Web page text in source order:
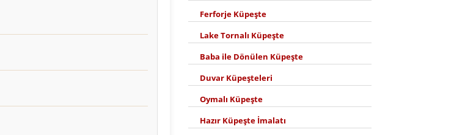
Ferforje Küpeşte
Lake Tornalı Küpeşte
Baba ile Dönülen Küpeşte
Duvar Küpeşteleri
Oymalı Küpeşte
Hazır Küpeşte İmalatı